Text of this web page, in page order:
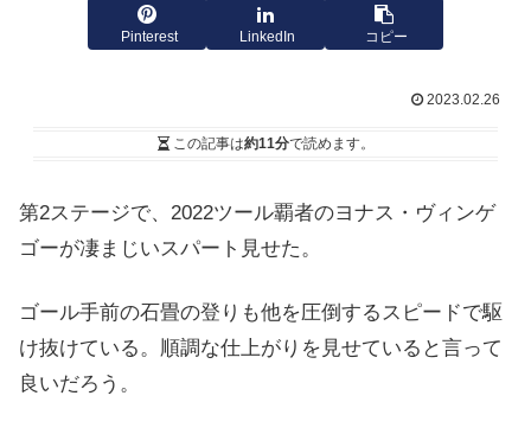
Pinterest LinkedIn コピー
2023.02.26
この記事は約11分で読めます。
第2ステージで、2022ツール覇者のヨナス・ヴィンゲ
ゴーが凄まじいスパート見せた。
ゴール手前の石畳の登りも他を圧倒するスピードで駆
け抜けている。順調な仕上がりを見せていると言って
良いだろう。